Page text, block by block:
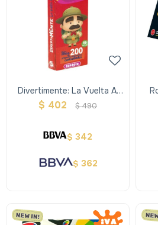
Divertimente: La Vuelta Al
Mundo, +9 Años
$ 402 $490
$ 342
$ 362